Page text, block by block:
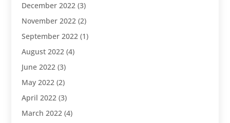
December 2022 (3)
November 2022 (2)
September 2022 (1)
August 2022 (4)
June 2022 (3)
May 2022 (2)
April 2022 (3)
March 2022 (4)